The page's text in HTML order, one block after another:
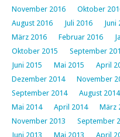
November 2016
Oktober
August 2016
Juli 2016 Juni
März 2016
Februar 2016
Oktober 2015
September
Juni 2015
Mai 2015 April
Dezember 2014
November
September 2014
August 2014
Mai 2014
April 2014 März
November 2013
September
Juni 2013
Mai 2013 April